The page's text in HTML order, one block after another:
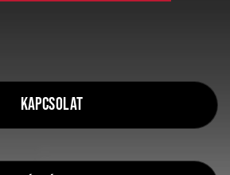
Kapcsolat